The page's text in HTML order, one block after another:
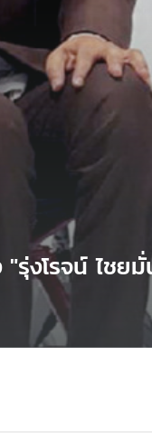
รุ่งโรจน์ ไชย